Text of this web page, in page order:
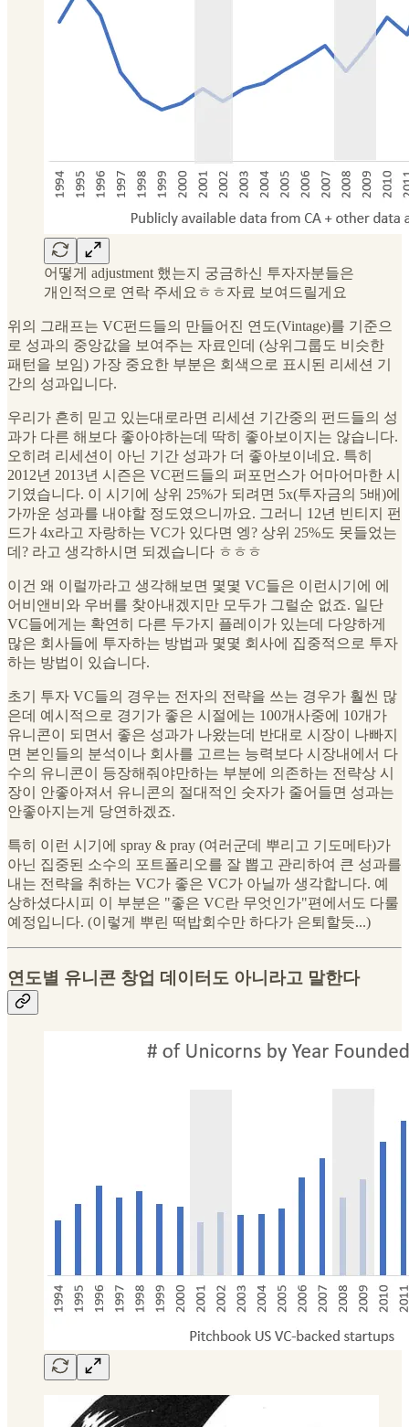
어떻게 adjustment 했는지 궁금하신 투자자분들은
개인적으로 연락 주세요ㅎㅎ자료 보여드릴게요
위의 그래프는 VC펀드들의 만들어진 연도(Vintage)를 기준으
로 성과의 중앙값을 보여주는 자료인데 (상위그룹도 비슷한
패턴을 보임) 가장 중요한 부분은 회색으로 표시된 리세션 기
간의 성과입니다.
우리가 흔히 믿고 있는대로라면 리세션 기간중의 펀드들의 성
과가 다른 해보다 좋아야하는데 딱히 좋아보이지는 않습니다.
오히려 리세션이 아닌 기간 성과가 더 좋아보이네요. 특히
2012년 2013년 시즌은 VC펀드들의 퍼포먼스가 어마어마한 시
기였습니다. 이 시기에 상위 25%가 되려면 5x(투자금의 5배)에
가까운 성과를 내야할 정도였으니까요. 그러니 12년 빈티지 펀
드가 4x라고 자랑하는 VC가 있다면 엥? 상위 25%도 못들었는
데? 라고 생각하시면 되겠습니다 ㅎㅎㅎ
이건 왜 이럴까라고 생각해보면 몇몇 VC들은 이런시기에 에
어비앤비와 우버를 찾아내겠지만 모두가 그럴순 없죠. 일단
VC들에게는 확연히 다른 두가지 플레이가 있는데 다양하게
많은 회사들에 투자하는 방법과 몇몇 회사에 집중적으로 투자
하는 방법이 있습니다.
초기 투자 VC들의 경우는 전자의 전략을 쓰는 경우가 훨씬 많
은데 예시적으로 경기가 좋은 시절에는 100개사중에 10개가
유니콘이 되면서 좋은 성과가 나왔는데 반대로 시장이 나빠지
면 본인들의 분석이나 회사를 고르는 능력보다 시장내에서 다
수의 유니콘이 등장해줘야만하는 부분에 의존하는 전략상 시
장이 안좋아져서 유니콘의 절대적인 숫자가 줄어들면 성과는
안좋아지는게 당연하겠죠.
특히 이런 시기에 spray & pray (여러군데 뿌리고 기도메타)가
아닌 집중된 소수의 포트폴리오를 잘 뽑고 관리하여 큰 성과를
내는 전략을 취하는 VC가 좋은 VC가 아닐까 생각합니다. 예
상하셨다시피 이 부분은 "좋은 VC란 무엇인가"편에서도 다룰
예정입니다. (이렇게 뿌린 떡밥회수만 하다가 은퇴할듯...)
연도별 유니콘 창업 데이터도 아니라고 말한다